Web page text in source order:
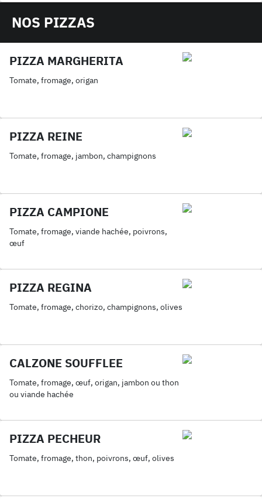
NOS PIZZAS
PIZZA MARGHERITA
Tomate, fromage, origan
PIZZA REINE
Tomate, fromage, jambon, champignons
PIZZA CAMPIONE
Tomate, fromage, viande hachée, poivrons,
œuf
PIZZA REGINA
Tomate, fromage, chorizo, champignons, olives
CALZONE SOUFFLEE
Tomate, fromage, œuf, origan, jambon ou thon
ou viande hachée
PIZZA PECHEUR
Tomate, fromage, thon, poivrons, œuf, olives